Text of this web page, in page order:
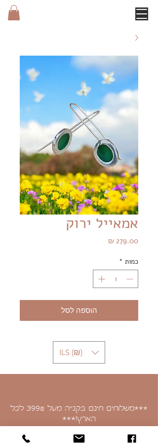
אמאייל ירוק
מחיר
כמות *
הוספה לסל
ILS (₪)
***משלוחים חינם בקנייה מעל 399 ₪
לכל
הארץ!***
איסוף עצמי בכתובת: